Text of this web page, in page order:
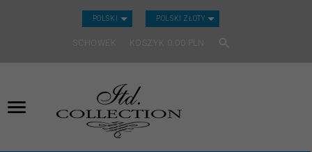
POLSKI CURRENCY_H
POLSKI ZŁOTY
SCHOWEK KOSZYK